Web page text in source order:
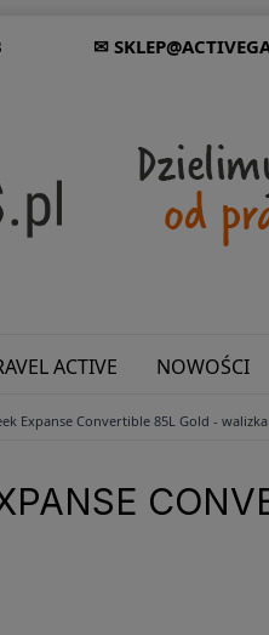
✉
ACTIVE NOWOŚCI
ODWIEDŹ NAS NA
Expanse Convertible 85L Gold - walizka